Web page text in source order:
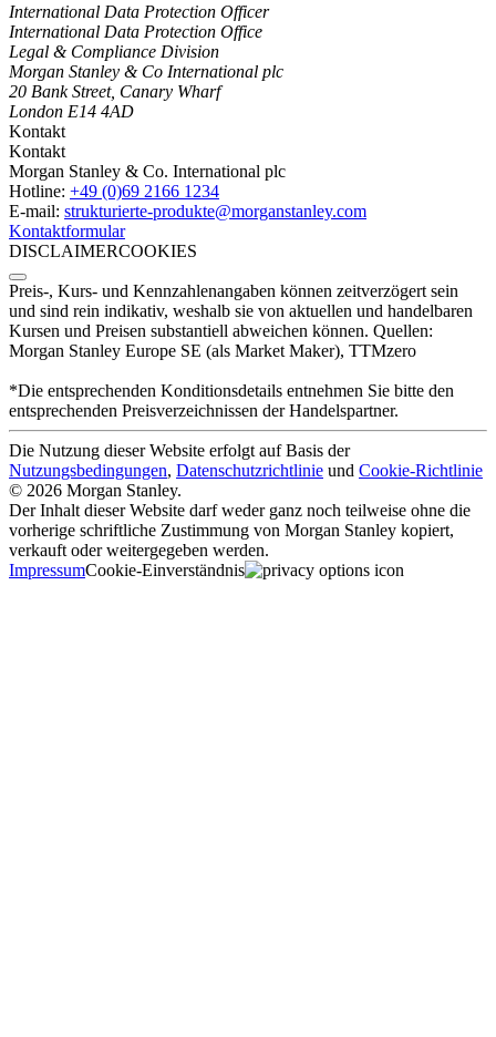
International Data Protection Officer
International Data Protection Office
Legal & Compliance Division
Morgan Stanley & Co International plc
20 Bank Street, Canary Wharf
London E14 4AD
Kontakt
Kontakt
Morgan Stanley & Co. International plc
Hotline: +49 (0)69 2166 1234
E-mail: strukturierte-produkte­@morganstanley.com
Kontaktformular
DISCLAIMERCOOKIES
Preis-, Kurs- und Kennzahlenangaben können zeitverzögert sein
und sind rein indikativ, weshalb sie von aktuellen und handelbaren
Kursen und Preisen substantiell abweichen können. Quellen:
Morgan Stanley Europe SE (als Market Maker), TTMzero
*Die entsprechenden Konditionsdetails entnehmen Sie bitte den
entsprechenden Preisverzeichnissen der Handelspartner.
Die Nutzung dieser Website erfolgt auf Basis der
Nutzungsbedingungen, Datenschutzrichtlinie und Cookie-Richtlinie
© 2026 Morgan Stanley.
Der Inhalt dieser Website darf weder ganz noch teilweise ohne die
vorherige schriftliche Zustimmung von Morgan Stanley kopiert,
verkauft oder weitergegeben werden.
ImpressumCookie-Einverständnis